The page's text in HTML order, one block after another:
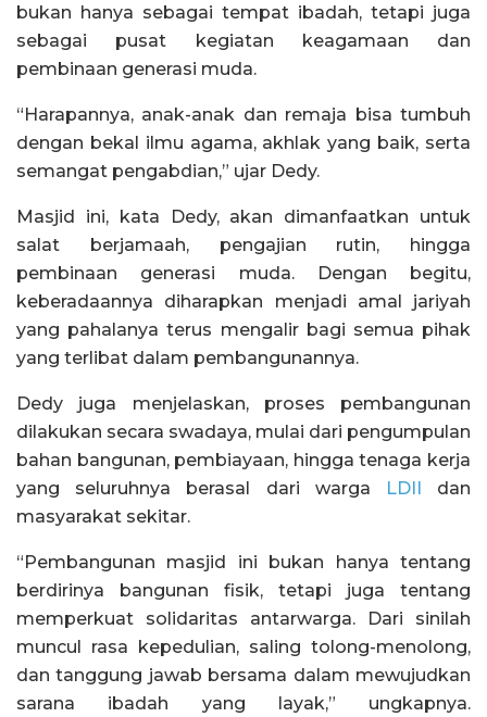
bukan hanya sebagai tempat ibadah, tetapi juga
sebagai pusat kegiatan keagamaan dan
pembinaan generasi muda.
“Harapannya, anak-anak dan remaja bisa tumbuh
dengan bekal ilmu agama, akhlak yang baik, serta
semangat pengabdian,” ujar Dedy.
Masjid ini, kata Dedy, akan dimanfaatkan untuk
salat berjamaah, pengajian rutin, hingga
pembinaan generasi muda. Dengan begitu,
keberadaannya diharapkan menjadi amal jariyah
yang pahalanya terus mengalir bagi semua pihak
yang terlibat dalam pembangunannya.
Dedy juga menjelaskan, proses pembangunan
dilakukan secara swadaya, mulai dari pengumpulan
bahan bangunan, pembiayaan, hingga tenaga kerja
yang seluruhnya berasal dari warga
LDII dan
masyarakat sekitar.
“Pembangunan masjid ini bukan hanya tentang
berdirinya bangunan fisik, tetapi juga tentang
memperkuat solidaritas antarwarga. Dari sinilah
muncul rasa kepedulian, saling tolong-menolong,
dan tanggung jawab bersama dalam mewujudkan
sarana ibadah yang layak,” ungkapnya.